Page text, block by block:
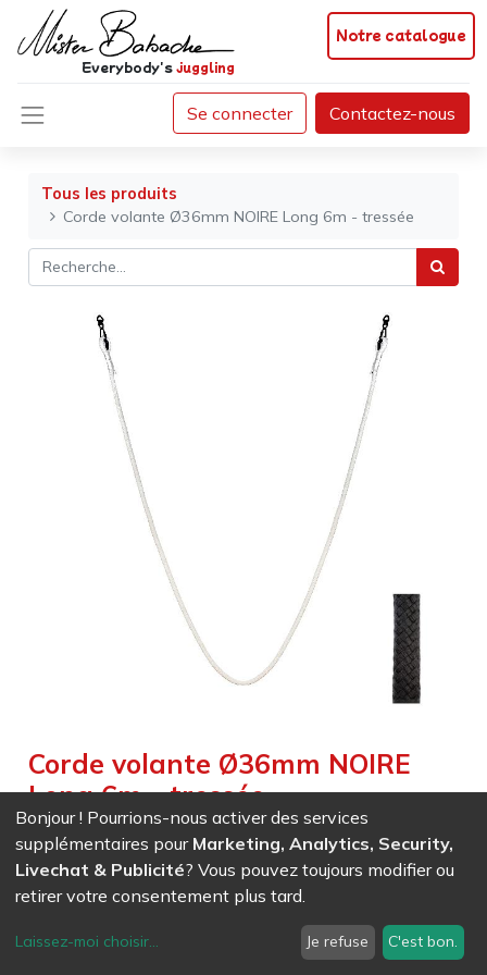
Notre catalogue
Everybody'sjuggling
Se connecter Contactez-nous
Tous les produits
Corde volante Ø36mm NOIRE Long 6m - tressée
Corde volante Ø36mm NOIRE
Long 6m - tressée
Weight : 5,600kg| Weight Net :5,600kg
253,00 CHF/ HT
EAN 7611847033507 - Ref ( 3350
Bonjour ! Pourrions-nous activer des services
supplémentaires pour Marketing, Analytics, Security,
Livechat & Publicité? Vous pouvez toujours modifier ou
retirer votre consentement plus tard.
Laissez-moi choisir... Je refuse C'est bon.